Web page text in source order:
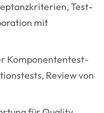
Test-
mit
Komponententest-
Review von